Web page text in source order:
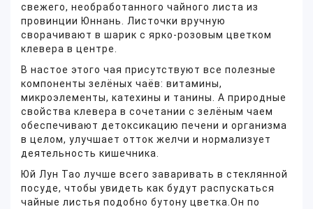
свежего, необработанного чайного листа из
провинции Юннань. Листочки вручную
сворачивают в шарик с ярко-розовым цветком
клевера в центре.
В настое этого чая присутствуют все полезные
компоненты зелёных чаёв: витамины,
микроэлементы, катехины и танины. А природные
свойства клевера в сочетании с зелёным чаем
обеспечивают детоксикацию печени и организма
в целом, улучшает отток желчи и нормализует
деятельность кишечника.
Юй Лун Тао лучше всего заваривать в стеклянной
посуде, чтобы увидеть как будут распускаться
чайные листья подобно бутону цветка.Он по